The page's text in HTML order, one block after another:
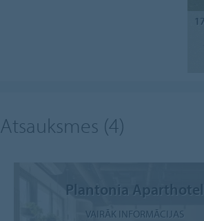
Atsauksmes (4)
Plantonia Aparthotel
VAIRĀK INFORMĀCIJAS